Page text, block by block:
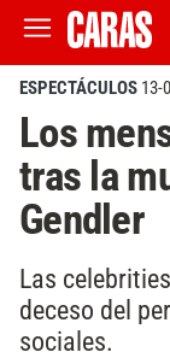
ESPECTÁCULOS 13-
Los
tras la
Gendler
Las
deceso del
sociales.